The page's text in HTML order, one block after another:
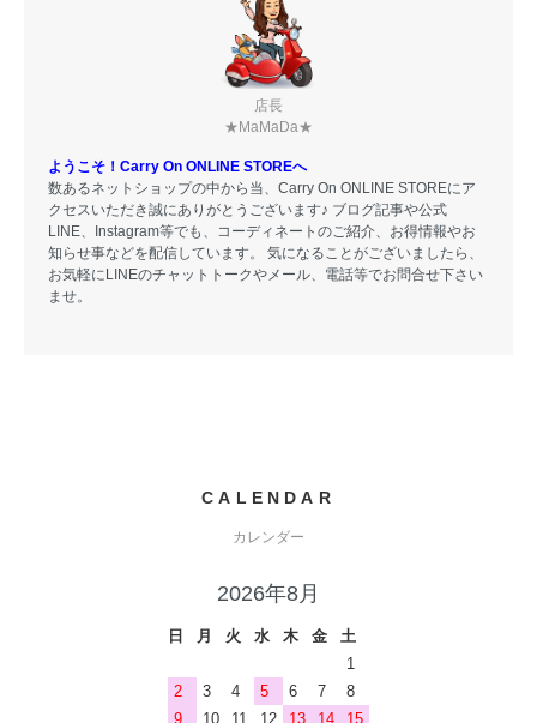
店長
★MaMaDa★
ようこそ！Carry On ONLINE STOREへ
数あるネットショップの中から当、Carry On ONLINE STOREにア
クセスいただき誠にありがとうございます♪ ブログ記事や公式
LINE、Instagram等でも、コーディネートのご紹介、お得情報やお
知らせ事などを配信しています。 気になることがございましたら、
お気軽にLINEのチャットトークやメール、電話等でお問合せ下さい
ませ。
CALENDAR
カレンダー
2026年8月
日 月 火 水 木 金
土
1
2
3 4 5 6 7
8
9
10 11 12 13 14 15